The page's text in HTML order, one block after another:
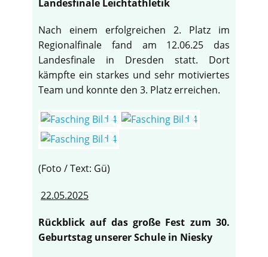
Landesfinale Leichtathletik
Nach einem erfolgreichen 2. Platz im
Regionalfinale fand am 12.06.25 das
Landesfinale in Dresden statt. Dort
kämpfte ein starkes und sehr motiviertes
Team und konnte den 3. Platz erreichen.
(Foto / Text: Gü)
22.05.2025
Rückblick auf das große Fest zum 30.
Geburtstag unserer Schule in Niesky